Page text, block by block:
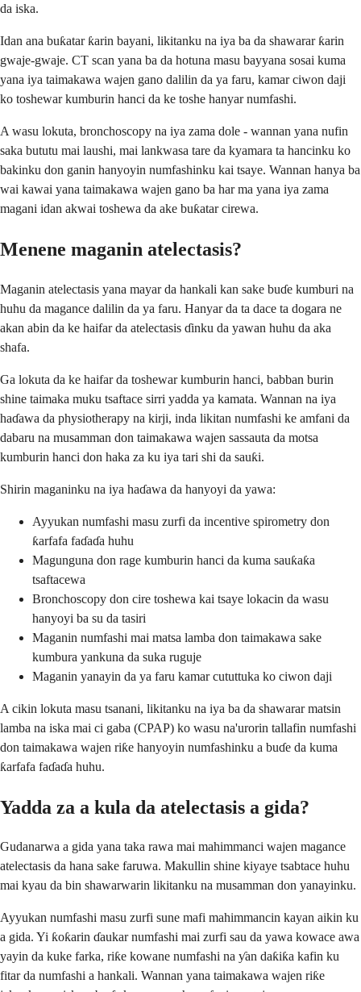
da iska.
Idan ana buƙatar ƙarin bayani, likitanku na iya ba da shawarar ƙarin
gwaje-gwaje. CT scan yana ba da hotuna masu bayyana sosai kuma
yana iya taimakawa wajen gano dalilin da ya faru, kamar ciwon daji
ko toshewar kumburin hanci da ke toshe hanyar numfashi.
A wasu lokuta, bronchoscopy na iya zama dole - wannan yana nufin
saka bututu mai laushi, mai lankwasa tare da kyamara ta hancinku ko
bakinku don ganin hanyoyin numfashinku kai tsaye. Wannan hanya ba
wai kawai yana taimakawa wajen gano ba har ma yana iya zama
magani idan akwai toshewa da ake buƙatar cirewa.
Menene maganin atelectasis?
Maganin atelectasis yana mayar da hankali kan sake buɗe kumburi na
huhu da magance dalilin da ya faru. Hanyar da ta dace ta dogara ne
akan abin da ke haifar da atelectasis ɗinku da yawan huhu da aka
shafa.
Ga lokuta da ke haifar da toshewar kumburin hanci, babban burin
shine taimaka muku tsaftace sirri yadda ya kamata. Wannan na iya
haɗawa da physiotherapy na kirji, inda likitan numfashi ke amfani da
dabaru na musamman don taimakawa wajen sassauta da motsa
kumburin hanci don haka za ku iya tari shi da sauƙi.
Shirin maganinku na iya haɗawa da hanyoyi da yawa:
Ayyukan numfashi masu zurfi da incentive spirometry don
ƙarfafa faɗaɗa huhu
Magunguna don rage kumburin hanci da kuma sauƙaƙa
tsaftacewa
Bronchoscopy don cire toshewa kai tsaye lokacin da wasu
hanyoyi ba su da tasiri
Maganin numfashi mai matsa lamba don taimakawa sake
kumbura yankuna da suka ruguje
Maganin yanayin da ya faru kamar cututtuka ko ciwon daji
A cikin lokuta masu tsanani, likitanku na iya ba da shawarar matsin
lamba na iska mai ci gaba (CPAP) ko wasu na'urorin tallafin numfashi
don taimakawa wajen riƙe hanyoyin numfashinku a buɗe da kuma
ƙarfafa faɗaɗa huhu.
Yadda za a kula da atelectasis a gida?
Gudanarwa a gida yana taka rawa mai mahimmanci wajen magance
atelectasis da hana sake faruwa. Makullin shine kiyaye tsabtace huhu
mai kyau da bin shawarwarin likitanku na musamman don yanayinku.
Ayyukan numfashi masu zurfi sune mafi mahimmancin kayan aikin ku
a gida. Yi ƙoƙarin ɗaukar numfashi mai zurfi sau da yawa kowace awa
yayin da kuke farka, riƙe kowane numfashi na ƴan daƙiƙa kafin ku
fitar da numfashi a hankali. Wannan yana taimakawa wajen riƙe